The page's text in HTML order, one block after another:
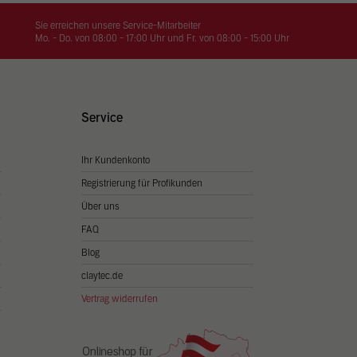
Sie erreichen unsere Service-Mitarbeiter
Mo. - Do. von 08:00 - 17:00 Uhr und Fr. von 08:00 - 15:00 Uhr
Service
Ihr Kundenkonto
Registrierung für Profikunden
Über uns
FAQ
Blog
claytec.de
Vertrag widerrufen
Sie